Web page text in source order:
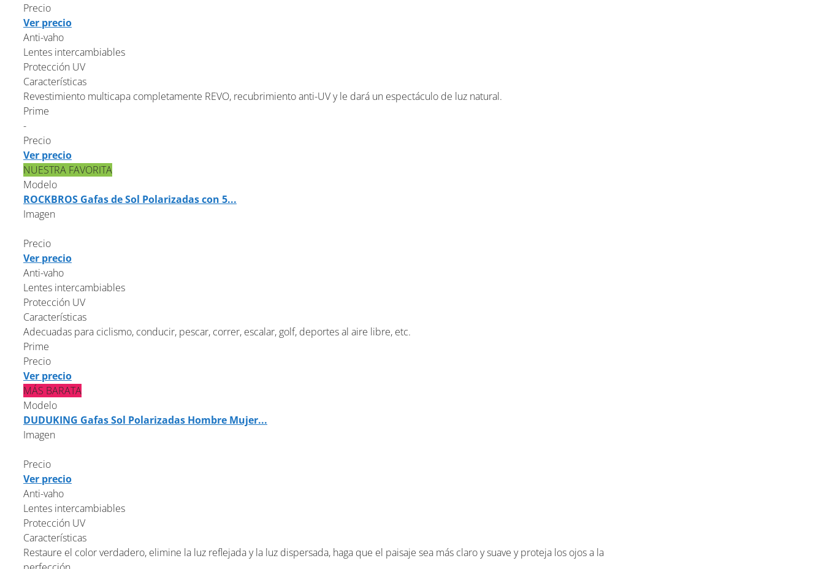
Precio
Ver precio
Anti-vaho
Lentes intercambiables
Protección UV
Características
Revestimiento multicapa completamente REVO, recubrimiento anti-UV y le dará un espectáculo de luz natural.
Prime
-
Precio
Ver precio
NUESTRA FAVORITA
Modelo
ROCKBROS Gafas de Sol Polarizadas con 5...
Imagen
Precio
Ver precio
Anti-vaho
Lentes intercambiables
Protección UV
Características
Adecuadas para ciclismo, conducir, pescar, correr, escalar, golf, deportes al aire libre, etc.
Prime
Precio
Ver precio
MÁS BARATA
Modelo
DUDUKING Gafas Sol Polarizadas Hombre Mujer...
Imagen
Precio
Ver precio
Anti-vaho
Lentes intercambiables
Protección UV
Características
Restaure el color verdadero, elimine la luz reflejada y la luz dispersada, haga que el paisaje sea más claro y suave y proteja los ojos a la